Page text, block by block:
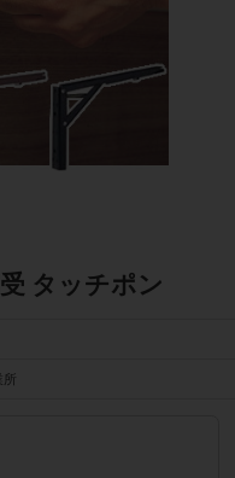
タッチポン